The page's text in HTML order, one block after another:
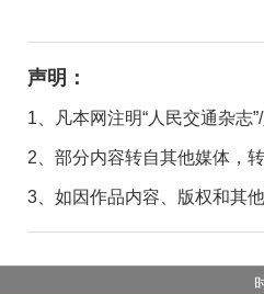
声明：
1、凡本网注明“人民交通杂
2、部分内容转自其他媒体，
3、如因作品内容、版权和其